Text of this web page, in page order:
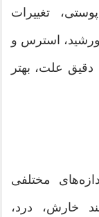
تغییرات
استرس و
علت، بهتر
مختلفی
خارش، درد،